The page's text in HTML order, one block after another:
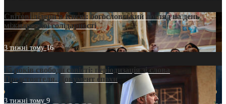
Світові лідери в Києві: богословський погляд на день
міжнародної солідарності
3 тижні тому16
35 років свободи совісті: періодизація зі слова
Предстоятеля. Документ епохи
3 тижні тому 9